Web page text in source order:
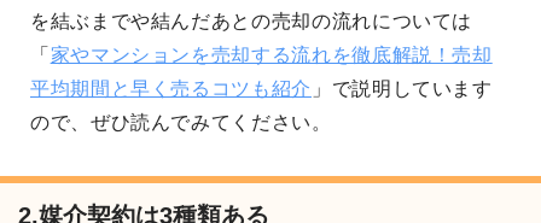
を結ぶまでや結んだあとの売却の流れについては
「 家やマンションを売却する流れを徹底解説！売却
平均期間と早く売るコツも紹介 」で説明しています
ので、ぜひ読んでみてください。
2.媒介契約は3種類ある